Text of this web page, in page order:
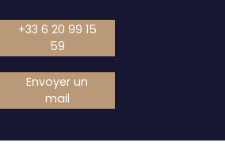
+33 6 20 99 15
59
Envoyer un
mail